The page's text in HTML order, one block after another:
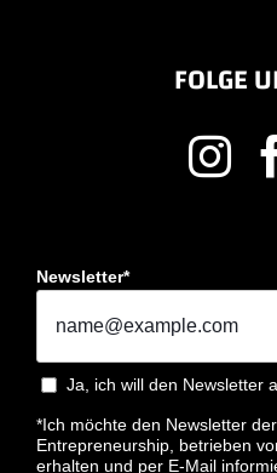
FOLGE
Newsletter*
Ja, ich will den Newsletter
*Ich möchte den Newsletter
Entrepreneurship, betrieben
erhalten und per E-Mail